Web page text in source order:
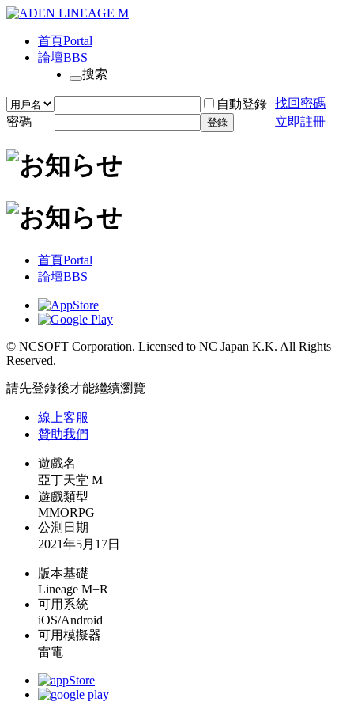
首頁Portal
論壇BBS
搜索
自動登錄 找回密碼
密碼
登錄 立即註冊
首頁Portal
論壇BBS
© NCSOFT Corporation. Licensed to NC Japan K.K. All Rights
Reserved.
請先登錄後才能繼續瀏覽
線上客服
贊助我們
遊戲名
亞丁天堂 M
遊戲類型
MMORPG
公測日期
2021年5月17日
版本基礎
Lineage M+R
可用系統
iOS/Android
可用模擬器
雷電